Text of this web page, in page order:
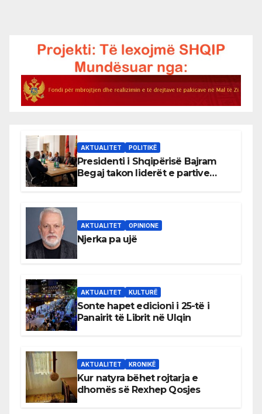
AKTUALITET POLITIKË
Presidenti i Shqipërisë Bajram
Begaj takon liderët e partive
AKTUALITET OPINIONE
Njerka pa ujë
AKTUALITET KULTURË
Sonte hapet edicioni i 25-të i
Panairit të Librit në Ulqin
AKTUALITET KRONIKË
Kur natyra bëhet rojtarja e
dhomës së Rexhep Qosjes